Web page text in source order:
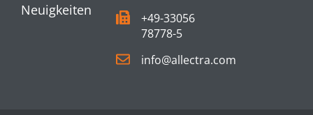
Neuigkeiten
+49-33056
78778-5
info@allectra.com